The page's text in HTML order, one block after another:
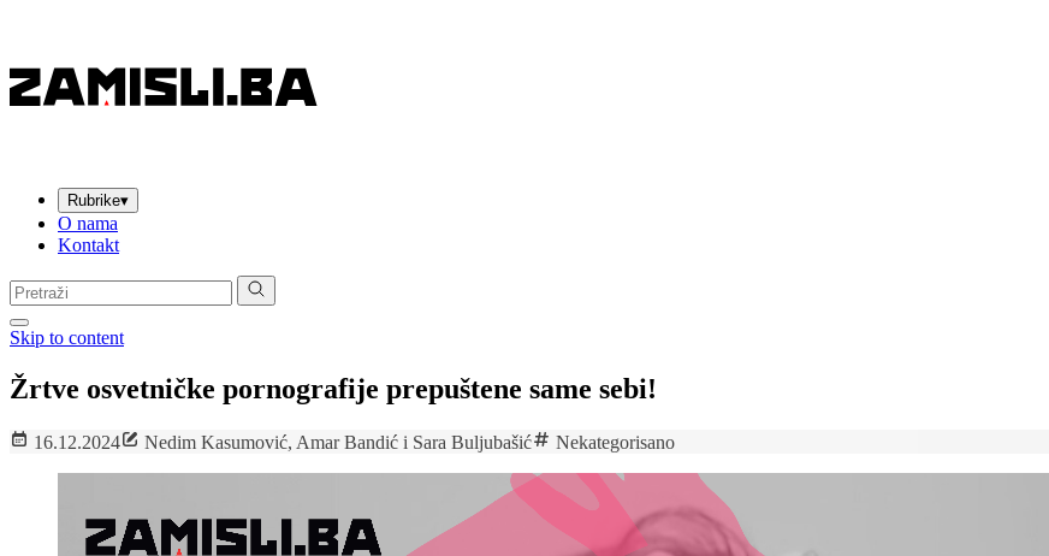
Rubrike▾
O nama
Kontakt
Pretraga:
Skip to content
Žrtve osvetničke pornografije prepuštene same sebi!
16.12.2024 Nedim Kasumović, Amar Bandić i Sara Buljubašić Nekategorisano